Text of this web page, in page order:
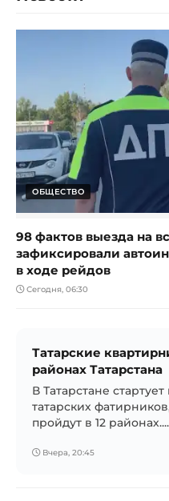
ОБЩЕСТВО
98 фактов выезда на
зафиксировали
в ходе рейдов
Сегодня, 06:30
Татарские
районах Татарстана
В Татарстане
татарских
пройдут в 12 районах....
Вчера, 20:45